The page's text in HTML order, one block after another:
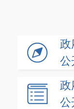
政
公
政
公